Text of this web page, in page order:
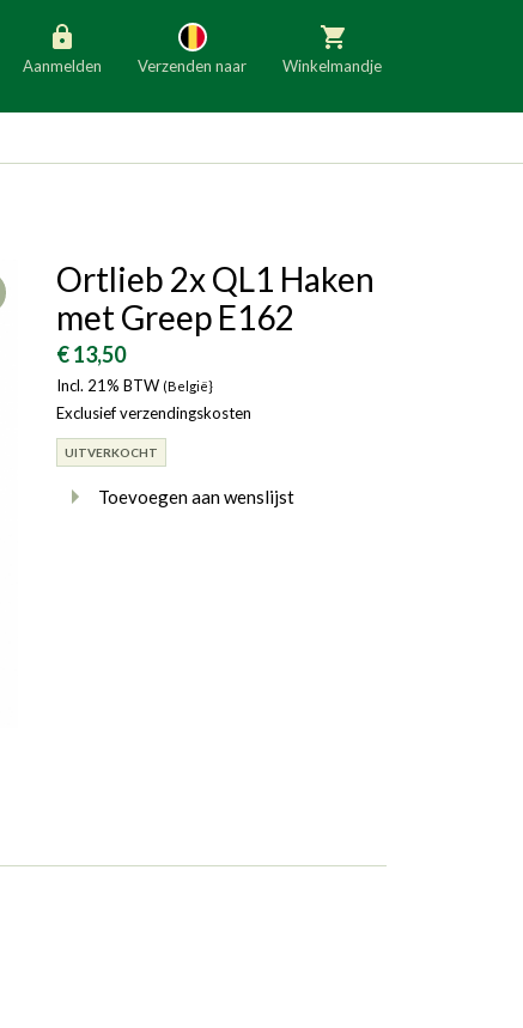
Aanmelden Verzenden naar
Slovenië Italië
Denemarken
Bulgarije
Winkelmandje
Open
Ortlieb 2x QL1 Haken
met Greep E162
€ 13,50
Incl. 21% BTW (België}
Exclusief verzendingskosten
UITVERKOCHT
Toevoegen aan wenslijst